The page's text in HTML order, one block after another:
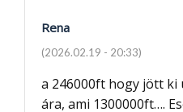
Rena
(2026.02.19 - 20:33)
a 246000ft hogy jött ki
ára, ami 1300000ft….